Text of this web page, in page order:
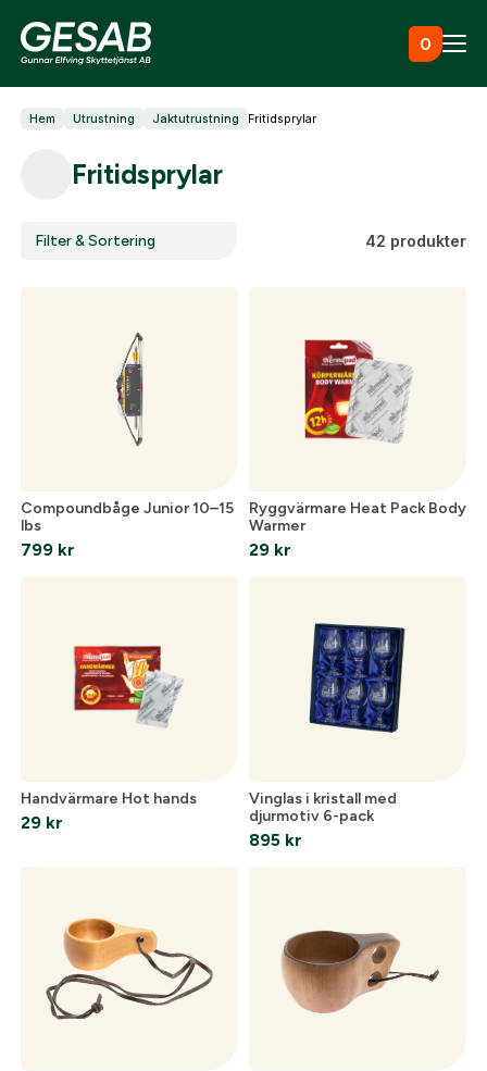
0
Ammunition
Måltavlor
Mer
Hem Utrustning Jaktutrustning Fritidsprylar
Fritidsprylar
Filter & Sortering 42 produkter
Compoundbåge Junior 10–15
lbs
799 kr
Ryggvärmare Heat Pack Body
Warmer
29 kr
Handvärmare Hot hands
29 kr
Vinglas i kristall med
djurmotiv 6-pack
895 kr